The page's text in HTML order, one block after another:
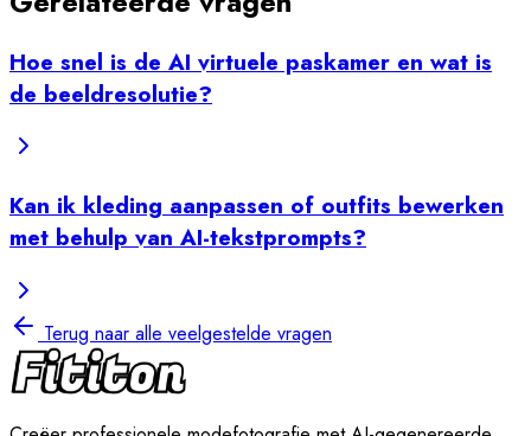
Hoe snel is de AI virtuele paskamer en wat is
de beeldresolutie?
Kan ik kleding aanpassen of outfits bewerken
met behulp van AI-tekstprompts?
Terug naar alle veelgestelde vragen